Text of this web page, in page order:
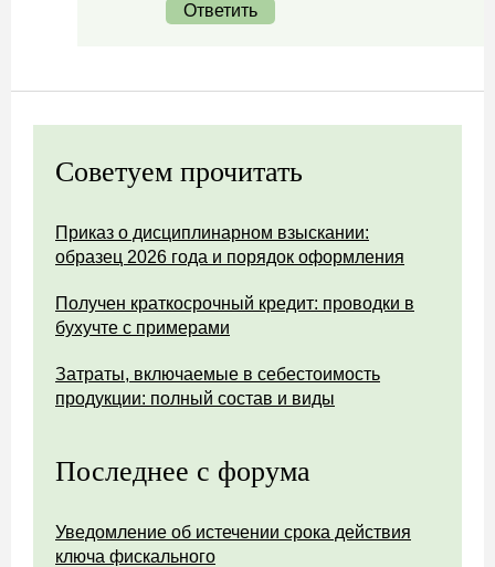
Ответить
Советуем прочитать
Приказ о дисциплинарном взыскании:
образец 2026 года и порядок оформления
Получен краткосрочный кредит: проводки в
бухучте с примерами
Затраты, включаемые в себестоимость
продукции: полный состав и виды
Последнее с форума
Уведомление об истечении срока действия
ключа фискального